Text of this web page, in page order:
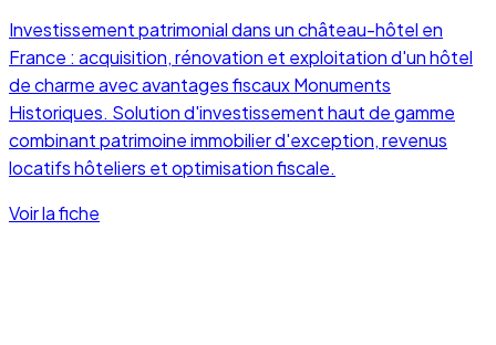
Investissement patrimonial dans un château-hôtel en
France : acquisition, rénovation et exploitation d'un hôtel
de charme avec avantages fiscaux Monuments
Historiques. Solution d'investissement haut de gamme
combinant patrimoine immobilier d'exception, revenus
locatifs hôteliers et optimisation fiscale.
Voir la fiche